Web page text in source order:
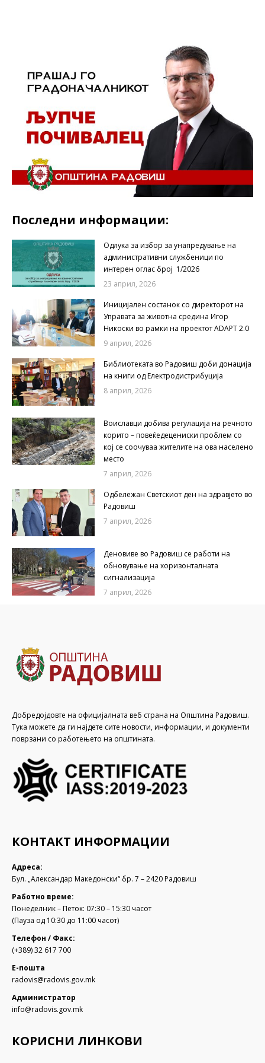
Последни информации:
Одлука за избор за унапредување на
административни службеници по
интерен оглас број 1/2026
23 април, 2026
Иницијален состанок со директорот на
Управата за животна средина Игор
Никоски во рамки на проектот ADAPT 2.0
9 април, 2026
Библиотеката во Радовиш доби донација
на книги од Електродистрибуција
8 април, 2026
Воиславци добива регулација на речното
корито – повеќедецениски проблем со
кој се соочуваа жителите на ова населено
место
7 април, 2026
Одбележан Светскиот ден на здравјето во
Радовиш
7 април, 2026
Деновиве во Радовиш се работи на
обновување на хоризонталната
сигнализација
7 април, 2026
Добредојдовте на официјалната веб страна на Општина Радовиш.
Тука можете да ги најдете сите новости, информации, и документи
поврзани со работењето на општината.
КОНТАКТ ИНФОРМАЦИИ
Адреса:
Бул. „Александар Македонски“ бр. 7 – 2420 Радовиш
Работно време:
Понеделник – Петок: 07:30 – 15:30 часот
(Пауза од 10:30 до 11:00 часот)
Телефон / Факс:
(+389) 32 617 700
Е-пошта
radovis@radovis.gov.mk
Администратор
info@radovis.gov.mk
КОРИСНИ ЛИНКОВИ